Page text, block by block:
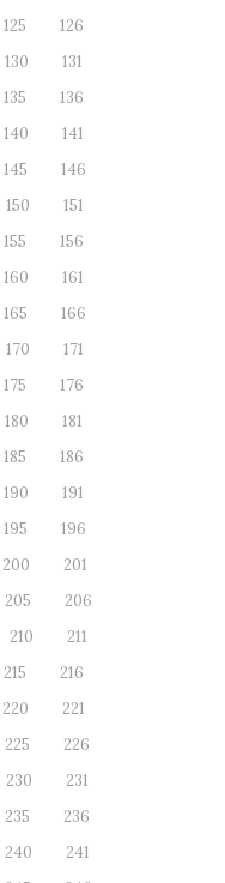
125
126
130
131
135
136
140
141
145
146
150
151
155
156
160
161
165
166
170
171
175
176
180
181
185
186
190
191
195
196
200
201
205
206
210
211
215
216
220
221
225
226
230
231
235
236
240
241